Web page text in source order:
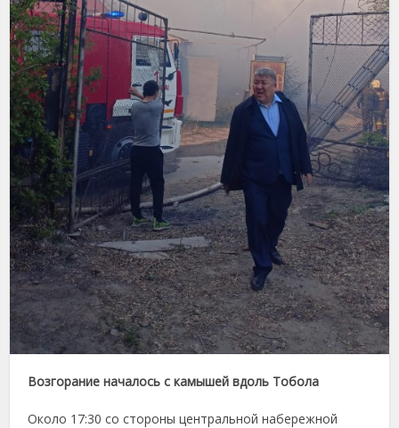
Возгорание началось с камышей вдоль Тобола
Около 17:30 со стороны центральной набережной